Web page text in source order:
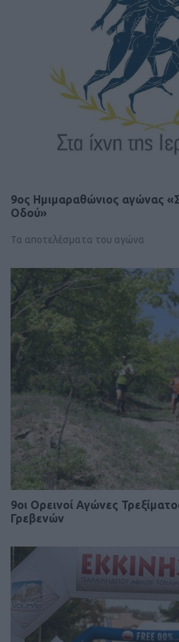
9ος Ημιμαραθώνιος αγώνας
Οδού»
Τα αποτελέσματα του αγώνα
9οι Ορεινοί Αγώνες
Γρεβενών